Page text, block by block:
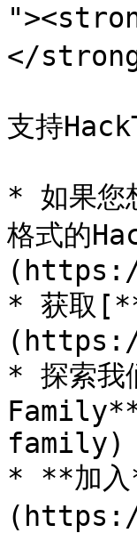
</
支持
* 如果您
格式的
* 获取
* 探索我
family)
* **加